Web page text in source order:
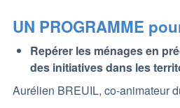
UN PROGRAMME
Repérer les ménages en
des initiatives dans les
Aurélien BREUIL, co-animateur